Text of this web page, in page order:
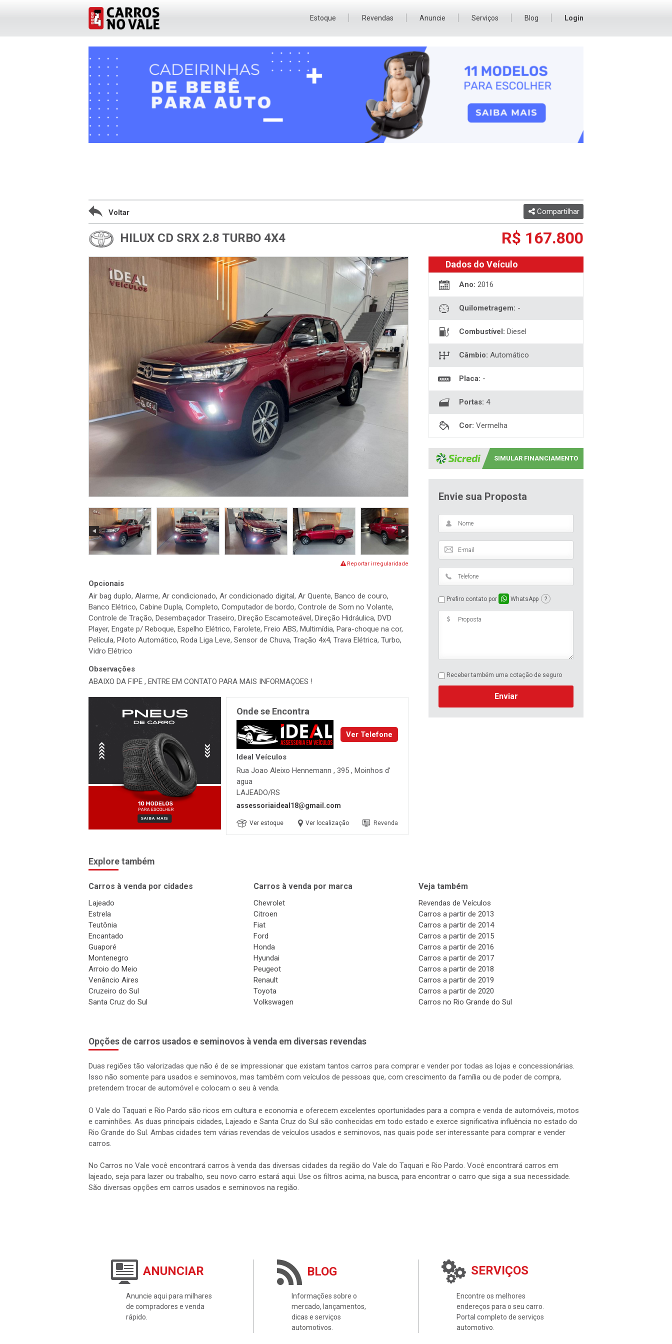
Estoque Revendas Anuncie Serviços Blog Login
Voltar
HILUX CD SRX 2.8 TURBO 4X4
Reportar irregularidade
Dados do Veículo
Ano: 2016
Quilometragem: -
Combustível: Diesel
Câmbio: Automático
Placa: -
Portas: 4
Cor: Vermelha
R$ 167.800
Opcionais
Air bag duplo, Alarme, Ar condicionado, Ar condicionado digital, Ar Quente, Banco de couro,
Banco Elétrico, Cabine Dupla, Completo, Computador de bordo, Controle de Som no Volante,
Controle de Tração, Desembaçador Traseiro, Direção Escamoteável, Direção Hidráulica, DVD
Player, Engate p/ Reboque, Espelho Elétrico, Farolete, Freio ABS, Multimídia, Para-choque na cor,
Película, Piloto Automático, Roda Liga Leve, Sensor de Chuva, Tração 4x4, Trava Elétrica, Turbo,
Vidro Elétrico
Observações
ABAIXO DA FIPE , ENTRE EM CONTATO PARA MAIS INFORMAÇOES !
Compartilhar
SIMULAR FINANCIAMENTO
Envie sua Proposta
Prefiro contato por WhatsApp ?
Receber também uma cotação de seguro
Enviar
Onde se Encontra
Ver Telefone
Ideal Veículos
Rua Joao Aleixo Hennemann , 395 , Moinhos d'
agua
LAJEADO/RS
assessoriaideal18@gmail.com
Ver estoque Ver localização Revenda
Explore também
Carros à venda por cidades
Lajeado
Estrela
Teutônia
Encantado
Guaporé
Montenegro
Arroio do Meio
Venâncio Aires
Cruzeiro do Sul
Santa Cruz do Sul
Carros à venda por marca
Chevrolet
Citroen
Fiat
Ford
Honda
Hyundai
Peugeot
Renault
Toyota
Volkswagen
Veja também
Revendas de Veículos
Carros a partir de 2013
Carros a partir de 2014
Carros a partir de 2015
Carros a partir de 2016
Carros a partir de 2017
Carros a partir de 2018
Carros a partir de 2019
Carros a partir de 2020
Carros no Rio Grande do Sul
Opções de carros usados e seminovos à venda em diversas revendas
Duas regiões tão valorizadas que não é de se impressionar que existam tantos carros para comprar e vender por todas as lojas e concessionárias.
Isso não somente para usados e seminovos, mas também com veículos de pessoas que, com crescimento da família ou de poder de compra,
pretendem trocar de automóvel e colocam o seu à venda.
O Vale do Taquari e Rio Pardo são ricos em cultura e economia e oferecem excelentes oportunidades para a compra e venda de automóveis, motos
e caminhões. As duas principais cidades, Lajeado e Santa Cruz do Sul são conhecidas em todo estado e exerce significativa influência no estado do
Rio Grande do Sul. Ambas cidades tem várias revendas de veículos usados e seminovos, nas quais pode ser interessante para comprar e vender
carros.
No Carros no Vale você encontrará carros à venda das diversas cidades da região do Vale do Taquari e Rio Pardo. Você encontrará carros em
lajeado, seja para lazer ou trabalho, seu novo carro estará aqui. Use os filtros acima, na busca, para encontrar o carro que siga a sua necessidade.
São diversas opções em carros usados e seminovos na região.
ANUNCIAR
Anuncie aqui para milhares
de compradores e venda
rápido.
BLOG
Informações sobre o
mercado, lançamentos,
dicas e serviços
automotivos.
SERVIÇOS
Encontre os melhores
endereços para o seu carro.
Portal completo de serviços
automotivo.